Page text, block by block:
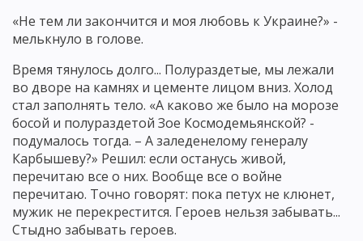
«Не тем ли закончится и моя любовь к Украине?» -
мелькнуло в голове.
Время тянулось долго... Полураздетые, мы лежали
во дворе на камнях и цементе лицом вниз. Холод
стал заполнять тело. «А каково же было на морозе
босой и полураздетой Зое Космодемьянской? -
подумалось тогда. – А заледенелому генералу
Карбышеву?» Решил: если останусь живой,
перечитаю все о них. Вообще все о войне
перечитаю. Точно говорят: пока петух не клюнет,
мужик не перекрестится. Героев нельзя забывать...
Стыдно забывать героев.